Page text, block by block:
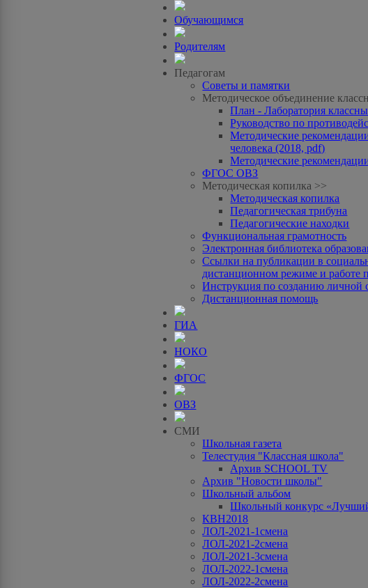
Обучающимся
Родителям
Педагогам
Советы и памятки
Методическое объединение
План - Лаборатория
Руководство по
Методические
человека (2018, pdf)
Методические
ФГОС ОВЗ
Методическая копилка >>
Методическая копилка
Педагогическая трибуна
Педагогические находки
Функциональная грамотность
Электронная библиотека
Ссылки на публикации в
дистанционном режиме и работе
Инструкция по созданию личной
Дистанционная помощь
ГИА
НОКО
ФГОС
ОВЗ
СМИ
Школьная газета
Телестудия "Классная школа"
Архив SCHOOL TV
Архив "Новости школы"
Школьный альбом
Школьный конкурс
КВН2018
ЛОЛ-2021-1смена
ЛОЛ-2021-2смена
ЛОЛ-2021-3смена
ЛОЛ-2022-1смена
ЛОЛ-2022-2смена